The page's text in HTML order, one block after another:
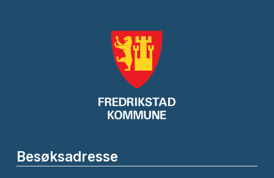
Besøksadresse